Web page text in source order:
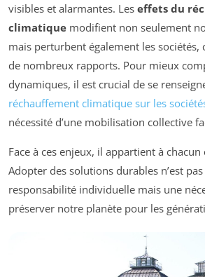
visibles et alarmantes. Les effets du
climatique modifient non seulement
mais perturbent également les sociétés,
de nombreux rapports. Pour mieux
dynamiques, il est crucial de se
réchauffement climatique sur les
nécessité d’une mobilisation collective
Face à ces enjeux, il appartient à chacun
Adopter des solutions durables n’est
responsabilité individuelle mais une
préserver notre planète pour les